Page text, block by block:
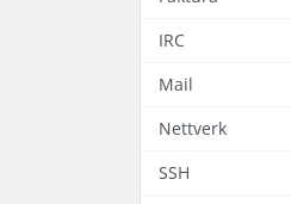
IRC
Mail
Nettverk
SSH